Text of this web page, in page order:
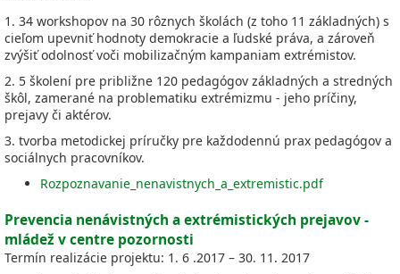
1. 34 workshopov na 30 rôznych školách (z toho 11 základných) s
cieľom upevniť hodnoty demokracie a ľudské práva, a zároveň
zvýšiť odolnosť voči mobilizačným kampaniam extrémistov.
2. 5 školení pre približne 120 pedagógov základných a stredných
škôl, zamerané na problematiku extrémizmu - jeho príčiny,
prejavy či aktérov.
3. tvorba metodickej príručky pre každodennú prax pedagógov a
sociálnych pracovníkov.
Rozpoznavanie_nenavistnych_a_extremistic.pdf
Prevencia nenávistných a extrémistických prejavov -
mládež v centre pozornosti
Termín realizácie projektu: 1. 6 .2017 – 30. 11. 2017